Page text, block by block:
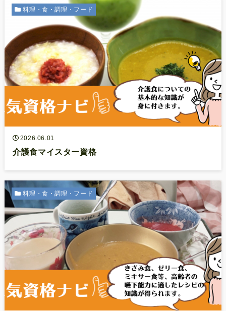
2026.06.01
介護食マイスター資格
料理・食・調理・フード
料理・食・調理・フード